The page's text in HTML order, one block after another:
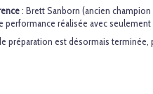
: Brett Sanborn (ancien
performance réalisée avec
préparation est désormais terminée,